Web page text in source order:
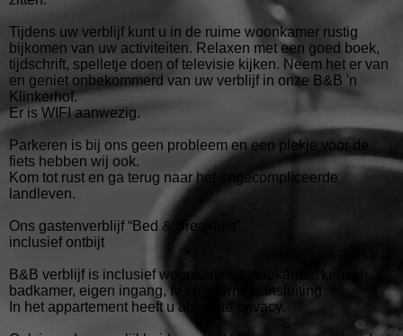
Tijdens uw verblijf kunt u in de ruime woonkamer rustig
bijkomen van uw activiteiten. Relaxen met een goed boek,
tijdschrift, spelletje doen of televisie kijken. Neem het er van
en geniet onbekommerd van uw verblijf in onze B&B 'n
Klinkerhof.
Er is WIFI aanwezig.
Parkeren is bij ons geen probleem eneen plekje voor de
fiets hebben wij ook.
Kom tot rust en ga terug naar het ongecompliceerde
landleven.
Ons gastenverblijf “Bed & Breakfast”
inclusief ontbijt
B&B verblijf is inclusief woonkamer, slaapkamer, keuken,
badkamer, eigen ingang, tv en internetaansluiting.
In het appartement heeft u absolute privacy.